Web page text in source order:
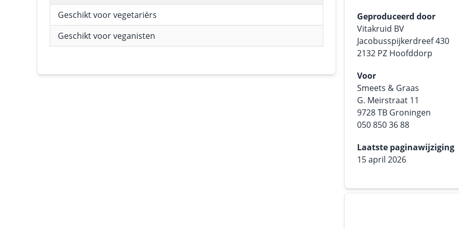
Geschikt voor vegetariërs
Geschikt voor veganisten
Geproduceerd door
Vitakruid BV
Jacobusspijkerdreef 430
2132 PZ Hoofddorp
Voor
Smeets & Graas
G. Meirstraat 11
9728 TB Groningen
050 850 36 88
Laatste paginawijziging
15 april 2026